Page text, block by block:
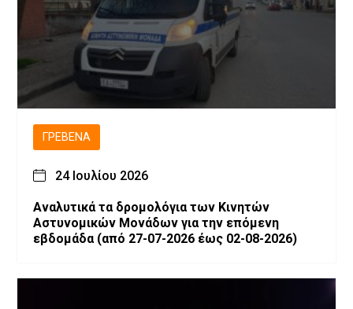
ΓΡΕΒΕΝΆ
24 Ιουλίου 2026
Αναλυτικά τα δρομολόγια των Κινητών
Αστυνομικών Μονάδων για την επόμενη
εβδομάδα (από 27-07-2026 έως 02-08-2026)